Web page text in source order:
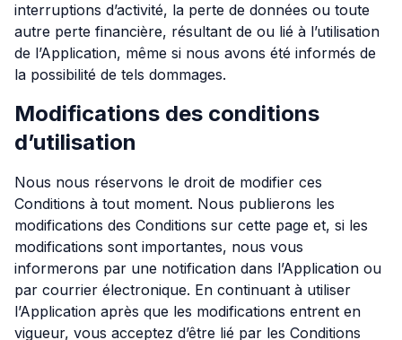
interruptions d’activité, la perte de données ou toute
autre perte financière, résultant de ou lié à l’utilisation
de l’Application, même si nous avons été informés de
la possibilité de tels dommages.
Modifications des conditions
d’utilisation
Nous nous réservons le droit de modifier ces
Conditions à tout moment. Nous publierons les
modifications des Conditions sur cette page et, si les
modifications sont importantes, nous vous
informerons par une notification dans l’Application ou
par courrier électronique. En continuant à utiliser
l’Application après que les modifications entrent en
vigueur, vous acceptez d’être lié par les Conditions